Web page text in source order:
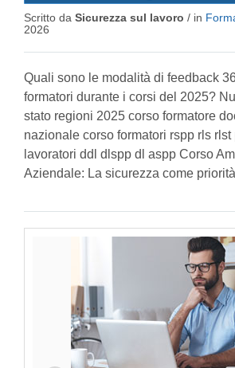
Scritto da Sicurezza sul lavoro / in
2026
Quali sono le modalità di feedback
formatori durante i corsi del 2025?
stato regioni 2025 corso formatore
nazionale corso formatori rspp rls
lavoratori ddl dlspp dl aspp Corso
Aziendale: La sicurezza come